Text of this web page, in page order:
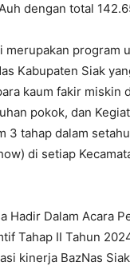
dengan total
merupakan program
Kabupaten Siak
kaum fakir miskin
pokok, dan
3 tahap dalam
di setiap
Hadir Dalam Acara
Tahap II Tahun
kinerja BazNas